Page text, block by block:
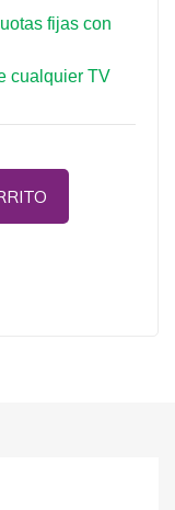
fijas con
cualquier TV